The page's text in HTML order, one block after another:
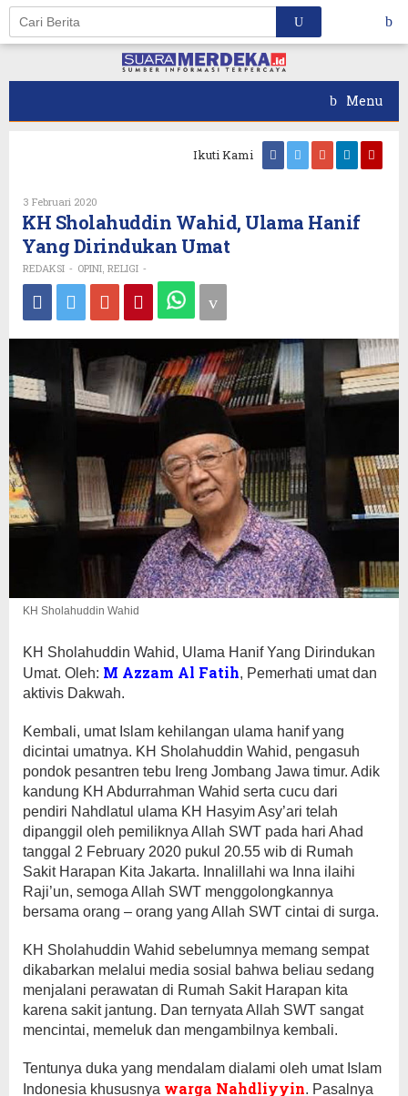
Skip
content
Menu
Ikuti Kami
3 Februari 2020
REDAKSI
KH Sholahuddin Wahid, Ulama Hanif
Yang Dirindukan Umat
REDAKSI - OPINI RELIGI -
KH Sholahuddin Wahid
KH Sholahuddin Wahid, Ulama Hanif Yang Dirindukan
Umat. Oleh: M Azzam Al Fatih, Pemerhati umat dan
aktivis Dakwah.
Kembali, umat Islam kehilangan ulama hanif yang
dicintai umatnya. KH Sholahuddin Wahid, pengasuh
pondok pesantren tebu Ireng Jombang Jawa timur. Adik
kandung KH Abdurrahman Wahid serta cucu dari
pendiri Nahdlatul ulama KH Hasyim Asy’ari telah
dipanggil oleh pemiliknya Allah SWT pada hari Ahad
tanggal 2 February 2020 pukul 20.55 wib di Rumah
Sakit Harapan Kita Jakarta. Innalillahi wa Inna ilaihi
Raji’un, semoga Allah SWT menggolongkannya
bersama orang – orang yang Allah SWT cintai di surga.
KH Sholahuddin Wahid sebelumnya memang sempat
dikabarkan melalui media sosial bahwa beliau sedang
menjalani perawatan di Rumah Sakit Harapan kita
karena sakit jantung. Dan ternyata Allah SWT sangat
mencintai, memeluk dan mengambilnya kembali.
Tentunya duka yang mendalam dialami oleh umat Islam
Indonesia khususnya warga Nahdliyyin. Pasalnya